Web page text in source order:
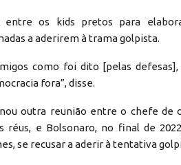
os kids pretos para
a aderirem à trama golpista.
como foi dito [pelas
fora”, disse.
outra reunião entre o chefe de
réus, e Bolsonaro, no final de
se recusar a aderir à tentativa